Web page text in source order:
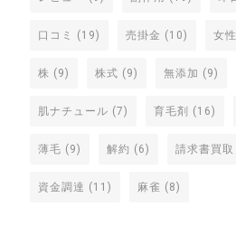
口コミ (19) 売掛金 (10) 女性
株 (9) 株式 (9) 無添加 (9)
肌ナチュール (7) 育毛剤 (16)
薄毛 (9) 解約 (6) 請求書買取
資金調達 (11) 麻雀 (8)